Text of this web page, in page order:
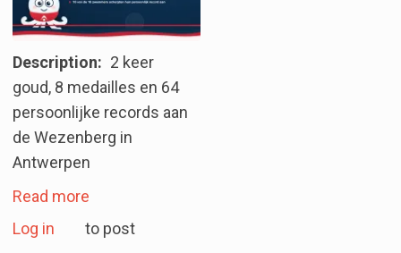
Description
2 keer
goud, 8 medailles en 64
persoonlijke records aan
de Wezenberg in
Antwerpen
Read moreabout Vlaams Zomercriterium 2026 -
Log in
to post